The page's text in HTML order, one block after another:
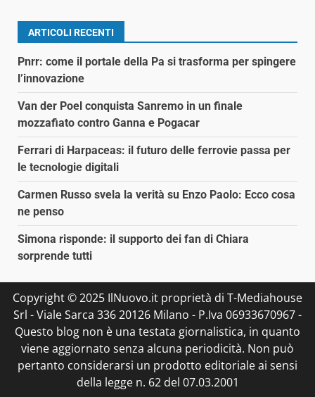
ARTICOLI RECENTI
Pnrr: come il portale della Pa si trasforma per spingere
l’innovazione
Van der Poel conquista Sanremo in un finale
mozzafiato contro Ganna e Pogacar
Ferrari di Harpaceas: il futuro delle ferrovie passa per
le tecnologie digitali
Carmen Russo svela la verità su Enzo Paolo: Ecco cosa
ne penso
Simona risponde: il supporto dei fan di Chiara
sorprende tutti
Copyright © 2025 IlNuovo.it proprietà di T-Mediahouse
Srl - Viale Sarca 336 20126 Milano - P.Iva 06933670967 -
Questo blog non è una testata giornalistica, in quanto
viene aggiornato senza alcuna periodicità. Non può
pertanto considerarsi un prodotto editoriale ai sensi
della legge n. 62 del 07.03.2001